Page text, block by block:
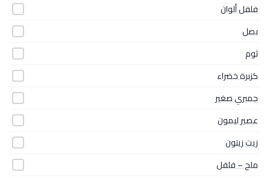
فلفل ألوان
بصل
ثوم
كزبرة خضراء
جمبري صغير
عصير ليمون
زيت زيتون
ملح – فلفل